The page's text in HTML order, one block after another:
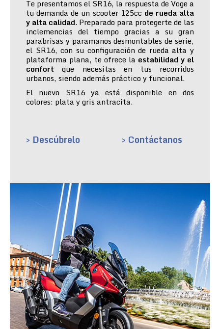
Te presentamos el SR16, la respuesta de Voge a
tu demanda de un scooter 125cc de rueda alta
y alta calidad. Preparado para protegerte de las
inclemencias del tiempo gracias a su gran
parabrisas y paramanos desmontables de serie,
el SR16, con su configuración de rueda alta y
plataforma plana, te ofrece la estabilidad y el
confort que necesitas en tus recorridos
urbanos, siendo además práctico y funcional.
El nuevo SR16 ya está disponible en dos
colores: plata y gris antracita.
> Descúbrelo > Contáctanos